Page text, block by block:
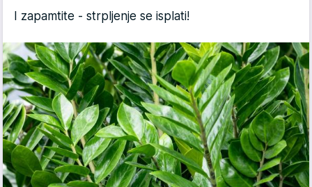
I zapamtite - strpljenje se isplati!